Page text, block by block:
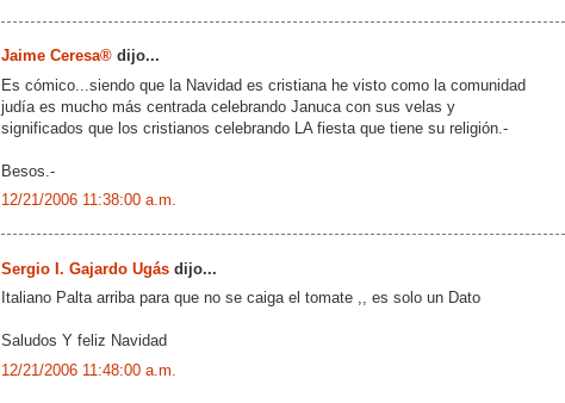
Jaime Ceresa® dijo...
Es cómico...siendo que la Navidad es cristiana he visto como la comunidad
judía es mucho más centrada celebrando Januca con sus velas y
significados que los cristianos celebrando LA fiesta que tiene su religión.-
Besos.-
12/21/2006 11:38:00 a.m.
Sergio I. Gajardo Ugás dijo...
Italiano Palta arriba para que no se caiga el tomate ,, es solo un Dato
Saludos Y feliz Navidad
12/21/2006 11:48:00 a.m.